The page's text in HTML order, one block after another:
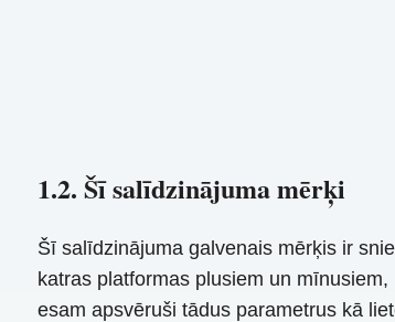
1.2. Šī salīdzinājuma mērķi
Šī salīdzinājuma galvenais mērķis ir
katras platformas plusiem un
esam apsvēruši tādus parametrus kā